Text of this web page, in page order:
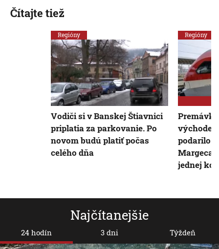
Najčítanejšie
24 hodín 3 dni Týždeň
Čítajte tiež
Regióny
Vodiči si v Banskej Štiavnici
priplatia za parkovanie. Po
novom budú platiť počas
celého dňa
Regióny
východe
podarilo
jednej